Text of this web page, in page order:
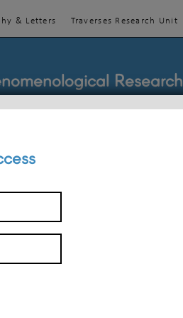
& Letters Traverses Research Unit
Research